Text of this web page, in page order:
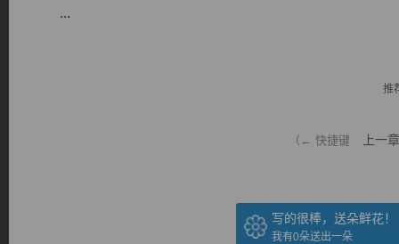
...
推
（← 快捷键 上一章
写的很棒，送朵鲜花！
我有0朵送出一朵